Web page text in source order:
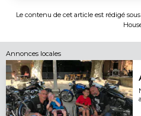
Le contenu de cet article est rédigé
Annonces locales